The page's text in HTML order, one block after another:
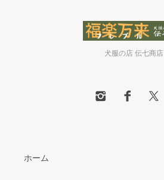
犬服の店 伝七商店
ホーム